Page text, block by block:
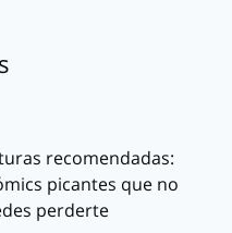
recomendadas:
picantes que no
perderte